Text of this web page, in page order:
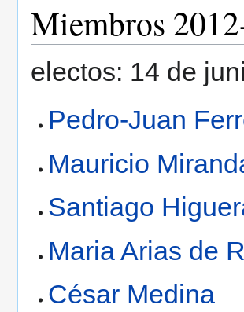
Miembros
electos: 14 de
Pedro-Juan
Mauricio
Santiago
Maria Arias de
César Medina